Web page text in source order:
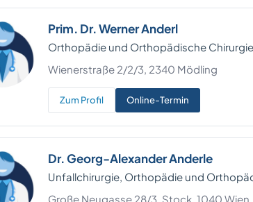
Prim. Dr. Werner Anderl
Orthopädie und Orthopädische
Wienerstraße 2/2/3, 2340 Mödling
Zum Profil Online-Termin
Dr. Georg-Alexander Anderle
Unfallchirurgie, Orthopädie und
Große Neugasse 28/3. Stock, 1040 Wien